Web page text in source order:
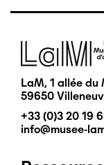
Image
LaM, 1 allée du
59650
+33 (0)3 20 19
info@musee-